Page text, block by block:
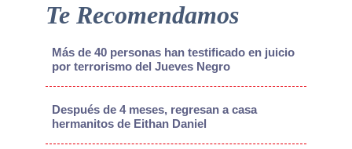
Te Recomendamos
Más de 40 personas han testificado en juicio
por terrorismo del Jueves Negro
Después de 4 meses, regresan a casa
hermanitos de Eithan Daniel